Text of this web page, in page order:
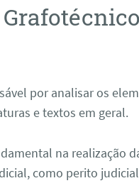
por analisar os
e textos em geral.
na realização
como perito